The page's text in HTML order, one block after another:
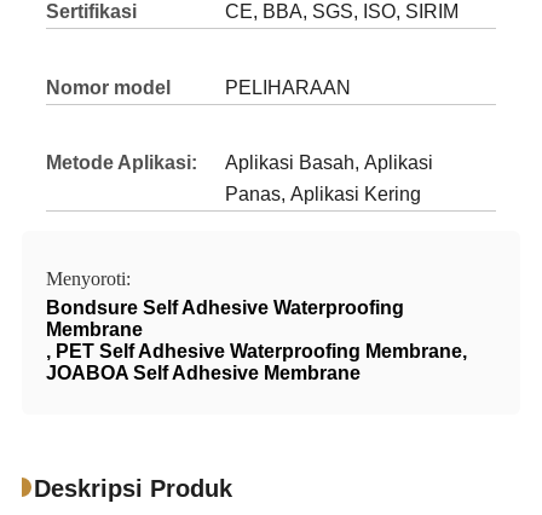
Sertifikasi CE, BBA, SGS, ISO, SIRIM
Nomor model PELIHARAAN
Metode Aplikasi:
Aplikasi Basah, Aplikasi
Panas, Aplikasi Kering
Menyoroti:
Bondsure Self Adhesive Waterproofing
Membrane
, PET Self Adhesive Waterproofing Membrane,
JOABOA Self Adhesive Membrane
Deskripsi Produk